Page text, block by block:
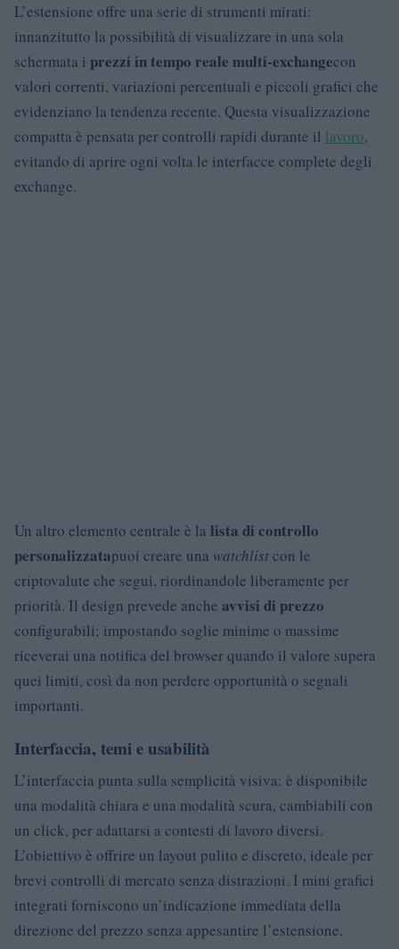
L’estensione offre una serie di strumenti mirati:
innanzitutto la possibilità di visualizzare in una sola
schermata i prezzi in tempo reale multi-exchangecon
valori correnti, variazioni percentuali e piccoli grafici che
evidenziano la tendenza recente. Questa visualizzazione
compatta è pensata per controlli rapidi durante il lavoro,
evitando di aprire ogni volta le interfacce complete degli
exchange.
Un altro elemento centrale è la lista di controllo
personalizzatapuoi creare una watchlistcon le
criptovalute che segui, riordinandole liberamente per
priorità. Il design prevede anche avvisi di prezzo
configurabili; impostando soglie minime o massime
riceverai una notifica del browser quando il valore supera
quei limiti, così da non perdere opportunità o segnali
importanti.
Interfaccia, temi e usabilità
L’interfaccia punta sulla semplicità visiva: è disponibile
una modalità chiara e una modalità scura, cambiabili con
un click, per adattarsi a contesti di lavoro diversi.
L’obiettivo è offrire un layout pulito e discreto, ideale per
brevi controlli di mercato senza distrazioni. I mini grafici
integrati forniscono un’indicazione immediata della
direzione del prezzo senza appesantire l’estensione.